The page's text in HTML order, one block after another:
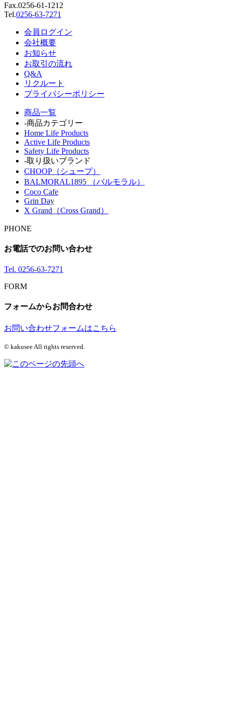
Fax.0256-61-1212
Tel.0256-63-7271
会員ログイン
会社概要
お知らせ
お取引の流れ
Q&A
リクルート
プライバシーポリシー
商品一覧
-商品カテゴリー
Home Life Products
Active Life Products
Safety Life Products
-取り扱いブランド
CHOOP（シュープ）
BALMORAL1895 （バルモラル）
Coco Cafe
Grin Day
X Grand（Cross Grand）
PHONE
お電話でのお問い合わせ
Tel. 0256-63-7271
FORM
フォームからお問合わせ
お問い合わせフォームはこちら
© kakusee All rights reserved.